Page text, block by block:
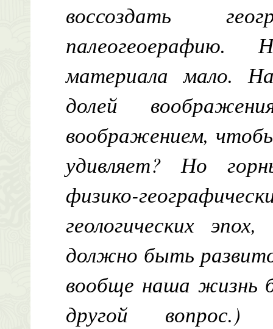
воссоздать
палеогеоерафию.
материала мало.
долей
воображением,
удивляет? Но
физико-
геологических
должно быть
вообще наша жизнь
другой